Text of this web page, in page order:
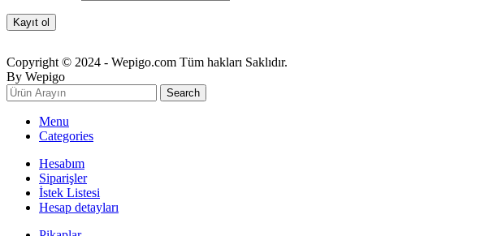
Copyright © 2024 - Wepigo.com Tüm hakları Saklıdır.
By Wepigo
Search
Menu
Categories
Hesabım
Siparişler
İstek Listesi
Hesap detayları